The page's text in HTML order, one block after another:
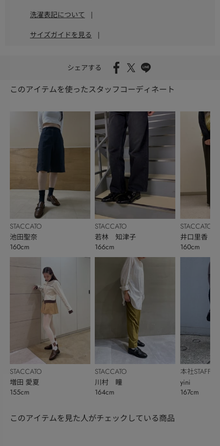
洗濯表記について |
サイズガイドを見る |
シェアする
このアイテムを使ったスタッフコーディネート
STACCATO
池田聖奈
160cm
STACCATO
増田 愛夏
155cm
STACCATO
若林 知津子
166cm
STACCATO
川村 瞳
164cm
STACCATO
井口里香
160cm
本社STAFF
yini
167cm
このアイテムを見た人がチェックしている商品